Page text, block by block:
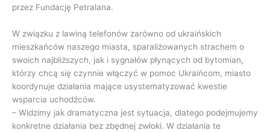
przez Fundację Petralana.
W związku z lawiną telefonów zarówno od ukraińskich
mieszkańców naszego miasta, sparaliżowanych strachem o
swoich najbliższych, jak i sygnałów płynących od bytomian,
którzy chcą się czynnie włączyć w pomoc Ukraińcom, miasto
koordynuje działania mające usystematyzować kwestie
wsparcia uchodźców.
– Widzimy jak dramatyczna jest sytuacja, dlatego podejmujemy
konkretne działania bez zbędnej zwłoki. W działania te